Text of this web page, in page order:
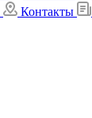
Контакты